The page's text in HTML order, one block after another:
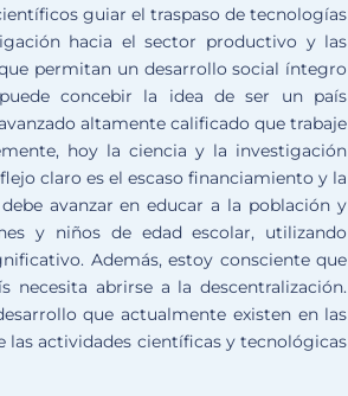
guiar el traspaso de tecnologías
hacia el sector productivo y las
permitan un desarrollo social íntegro
concebir la idea de ser un país
altamente calificado que trabaje
hoy la ciencia y la investigación
claro es el escaso financiamiento y la
avanzar en educar a la población y
y niños de edad escolar, utilizando
Además, estoy consciente que
necesita abrirse a la descentralización.
que actualmente existen en las
las actividades científicas y tecnológicas